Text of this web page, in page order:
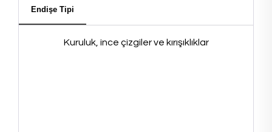
Endişe Tipi
Kuruluk, ince çizgiler ve kırışıklıklar